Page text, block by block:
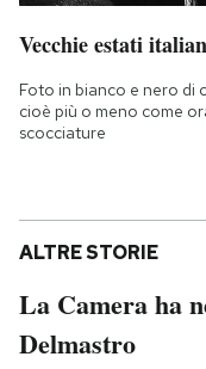
Vecchie estati
Foto in bianco e nero di
cioè più o meno come
scocciature
ALTRE STORIE
La Camera ha
Delmastro